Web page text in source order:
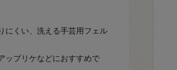
にくい、洗える手芸用フェル
ップリケなどにおすすめで